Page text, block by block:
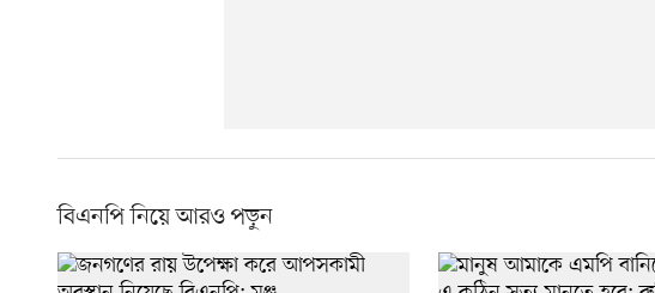
বিএনপি নিয়ে আরও পড়ুন